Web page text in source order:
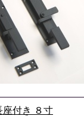
座付き ８寸